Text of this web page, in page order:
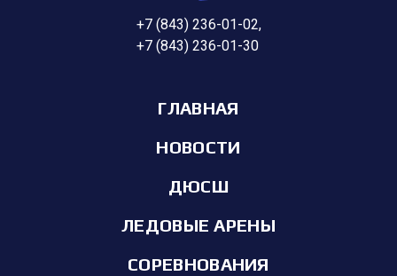
+7 (843) 236-01-02,
+7 (843) 236-01-30
ГЛАВНАЯ
НОВОСТИ
ДЮСШ
ЛЕДОВЫЕ АРЕНЫ
СОРЕВНОВАНИЯ